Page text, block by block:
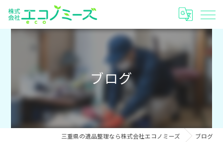
ブログ
三重県の遺品整理なら株式会社エコノミーズ ブログ